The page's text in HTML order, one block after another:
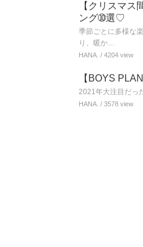
【クリスマ
ング➉選♡
季節ごとに多様な
り、暖か…
HANA. / 4204 view
【BOYS
2021年大注目だっ
HANA. / 3578 view